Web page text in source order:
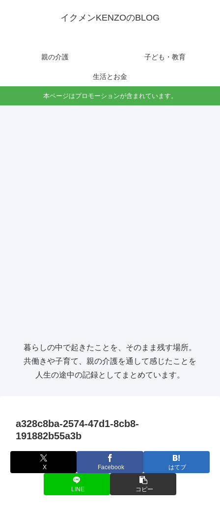
イクメンKENZOのBLOG
親の介護 子ども・教育
生活とお金
本ページはプロモーションが含まれています。
暮らしの中で起きたことを、そのまま残す場所。
共働きや子育て、親の介護を通して感じたことを
人生の途中の記録としてまとめています。
a328c8ba-2574-47d1-8cb8-
191882b55a3b
X Facebook はてブ
LINE コピー